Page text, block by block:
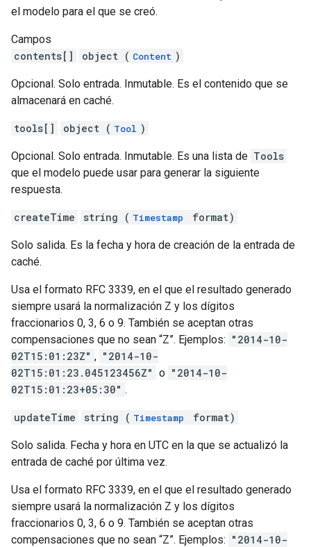
el modelo para el que se creó.
Campos
contents[]
object ( Content )
Opcional. Solo entrada. Inmutable. Es el contenido que se
almacenará en caché.
tools[] object ( Tool )
Opcional. Solo entrada. Inmutable. Es una lista de Tools
que el modelo puede usar para generar la siguiente
respuesta.
createTime string ( Timestamp format)
Solo salida. Es la fecha y hora de creación de la entrada de
caché.
Usa el formato RFC 3339, en el que el resultado generado
siempre usará la normalización Z y los dígitos
fraccionarios 0, 3, 6 o 9. También se aceptan otras
compensaciones que no sean “Z”. Ejemplos: "2014-10-
02T15:01:23Z" , "2014-10-
02T15:01:23.045123456Z" o "2014-10-
02T15:01:23+05:30" .
updateTime string ( Timestamp format)
Solo salida. Fecha y hora en UTC en la que se actualizó la
entrada de caché por última vez.
Usa el formato RFC 3339, en el que el resultado generado
siempre usará la normalización Z y los dígitos
fraccionarios 0, 3, 6 o 9. También se aceptan otras
compensaciones que no sean “Z”. Ejemplos: "2014-10-